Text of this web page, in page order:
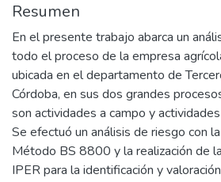
Resumen
En el presente trabajo abarca un
todo el proceso de la empresa
ubicada en el departamento de
Córdoba, en sus dos grandes
son actividades a campo y
Se efectuó un análisis de riesgo con
Método BS 8800 y la realización de
IPER para la identificación y